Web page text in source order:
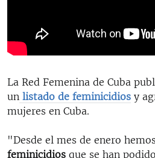
La Red Femenina de Cuba
un listado de feminicidios y
mujeres en Cuba.
"Desde el mes de enero
feminicidios que se han